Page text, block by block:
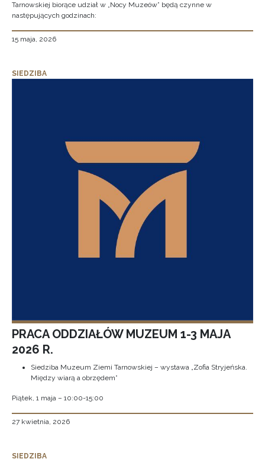
Tarnowskiej biorące udział w „Nocy Muzeów” będą czynne w
następujących godzinach:
15 maja, 2026
SIEDZIBA
PRACA ODDZIAŁÓW MUZEUM 1-3 MAJA
2026 R.
Siedziba Muzeum Ziemi Tarnowskiej – wystawa „Zofia Stryjeńska.
Między wiarą a obrzędem”
Piątek, 1 maja – 10:00-15:00
27 kwietnia, 2026
SIEDZIBA